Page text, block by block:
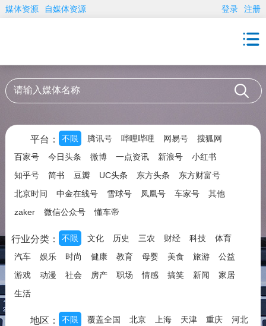
媒体资源 自媒体资源 登录 注册
平台： 不限 腾讯号 哔哩哔哩 网易号
搜狐网
百家号
今日头条 微博 一点资讯 新浪号
小红书
知乎号
简书 豆瓣 UC头条 东方头条
东方财富号
北京时间
中金在线号 雪球号 凤凰号 车家号
其他
zaker
微信公众号 懂车帝
行业分类： 不限 文化 历史 三农 财经 科技
体育
汽车
娱乐 时尚 健康 教育 母婴 美食 旅游
公益
游戏
动漫 社会 房产 职场 情感 搞笑 新闻
家居
生活
地区： 不限 覆盖全国 北京 上海 天津 重庆
河北